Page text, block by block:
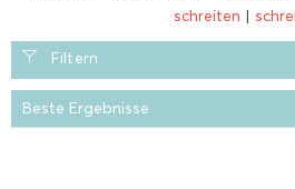
schreiten |
Filtern